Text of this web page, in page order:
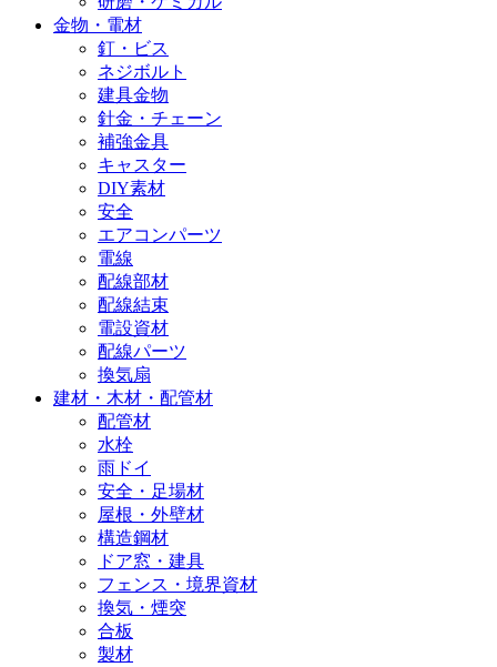
金物・電材
釘・ビス
ネジボルト
建具金物
針金・チェーン
補強金具
キャスター
DIY素材
安全
エアコンパーツ
電線
配線部材
配線結束
電設資材
配線パーツ
換気扇
建材・木材・配管材
配管材
水栓
雨ドイ
安全・足場材
屋根・外壁材
構造鋼材
ドア窓・建具
フェンス・境界資材
換気・煙突
合板
製材